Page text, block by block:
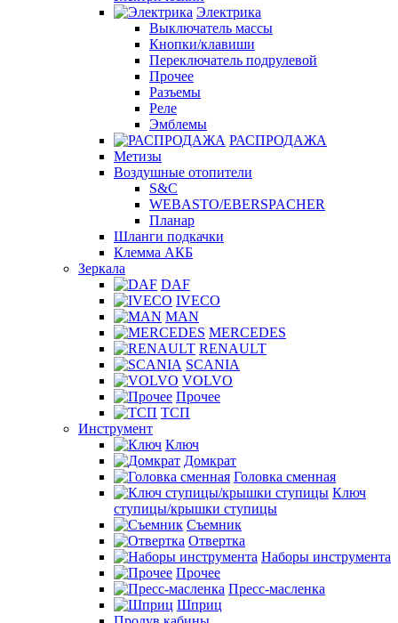
Электрика
Выключатель массы
Кнопки/клавиши
Переключатель подрулевой
Прочее
Разъемы
Реле
Эмблемы
РАСПРОДАЖА
Метизы
Воздушные отопители
S&C
WEBASTO/EBERSPACHER
Планар
Шланги подкачки
Клемма АКБ
Зеркала
DAF
IVECO
MAN
MERCEDES
RENAULT
SCANIA
VOLVO
Прочее
ТСП
Инструмент
Ключ
Домкрат
Головка сменная
Ключ
ступицы/крышки ступицы
Съемник
Отвертка
Наборы инструмента
Прочее
Пресс-масленка
Шприц